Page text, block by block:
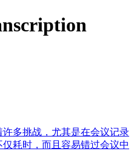
多挑战，尤其是在会议记录
耗时，而且容易错过会议中